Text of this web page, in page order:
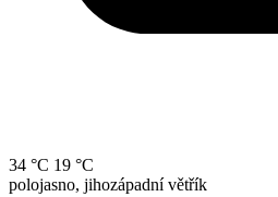
34 °C 19 °C
polojasno, jihozápadní větřík